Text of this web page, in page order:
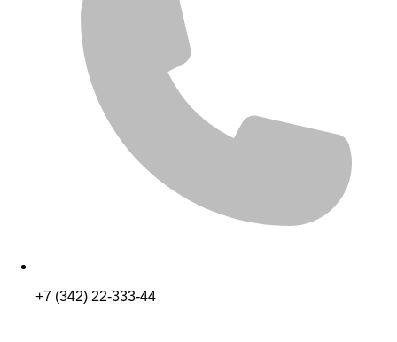
+7 (342) 22-333-44